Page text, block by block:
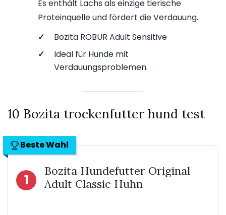
Es enthält Lachs als einzige tierische
Proteinquelle und fördert die Verdauung.
✓
Bozita ROBUR Adult Sensitive
✓
Ideal für Hunde mit
Verdauungsproblemen.
10 Bozita trockenfutter hund test
Beste Wahl
1
Bozita Hundefutter Original
Adult Classic Huhn